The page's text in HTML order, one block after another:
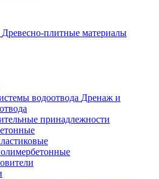
Древесно-плитные материалы
Дренаж и
принадлежности